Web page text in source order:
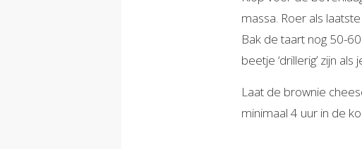
massa. Roer als
Bak de taart nog 50-
beetje ‘drillerig’ zijn
Laat de brownie
minimaal 4 uur in de